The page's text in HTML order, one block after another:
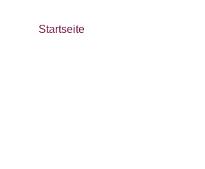
Startseite